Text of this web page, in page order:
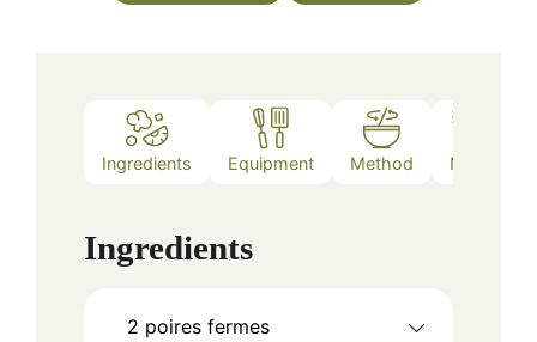
Ingredients Equipment Method Notes
Ingredients
2 poires fermes